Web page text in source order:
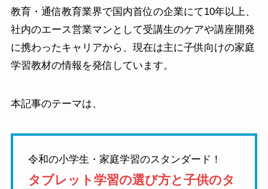
教育・通信教育業界で国内首位の企業にて10年以上、
社内のエース営業マンとして受講生のケアや講座開発
に携わったキャリアから、現在は主に子供向けの家庭
学習教材の情報を発信しています。
本記事のテーマは、
令和の小学生・家庭学習のスタンダード！
タブレット学習の選び方と子供のタ